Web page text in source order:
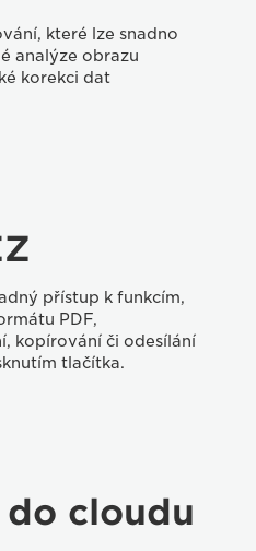
které lze snadno
analýze obrazu
korekci dat
přístup k funkcím,
PDF,
kopírování či odesílání
tlačítka.
cloudu